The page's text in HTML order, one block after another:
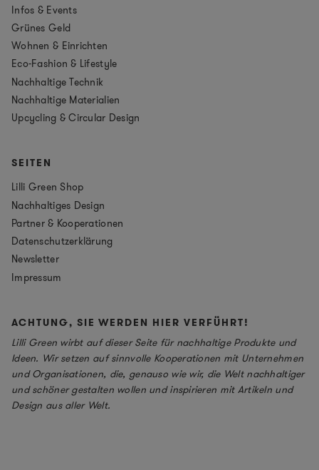
Infos & Events
Grünes Geld
Wohnen & Einrichten
Eco-Fashion & Lifestyle
Nachhaltige Technik
Nachhaltige Materialien
Upcycling & Circular Design
SEITEN
Lilli Green Shop
Nachhaltiges Design
Partner & Kooperationen
Datenschutzerklärung
Newsletter
Impressum
ACHTUNG, SIE WERDEN HIER VERFÜHRT!
Lilli Green wirbt auf dieser Seite für nachhaltige Produkte und
Ideen. Wir setzen auf sinnvolle Kooperationen mit Unternehmen
und Organisationen, die, genauso wie wir, die Welt nachhaltiger
und schöner gestalten wollen und inspirieren mit Artikeln und
Design aus aller Welt.